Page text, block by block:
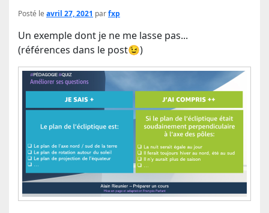
Posté le avril 27, 2021 parfxp
Un exemple dont je ne me lasse pas...
(références dans le post😉)